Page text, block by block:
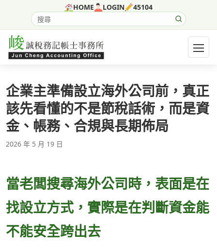
HOME LOGIN 45104
搜尋網站內容
開啟
企業主準備設立海外公司前，真正
該先看懂的不是節稅話術，而是資
金、帳務、合規與長期佈局
2026 年 5 月 19 日
當老闆搜尋海外公司時，表面是在
找設立方式，實際是在判斷資金能
不能安全跨出去